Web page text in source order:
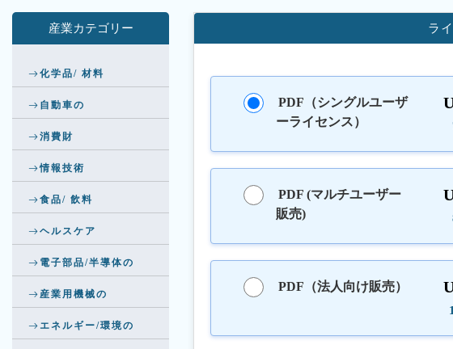
産業カテゴリー
化学品/ 材料
自動車の
消費財
情報技術
食品/ 飲料
ヘルスケア
電子部品/半導体の
産業用機械の
エネルギー/環境の
ラ
PDF（シングルユーザ
ーライセンス）
PDF (マルチユーザー
販売)
PDF（法人向け販売）